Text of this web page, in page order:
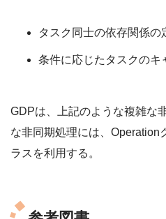
タスク同士の依存関係の
条件に応じたタスクのキ
GDPは、上記のような複雑な
な非同期処理には、Operation
ラスを利用する。